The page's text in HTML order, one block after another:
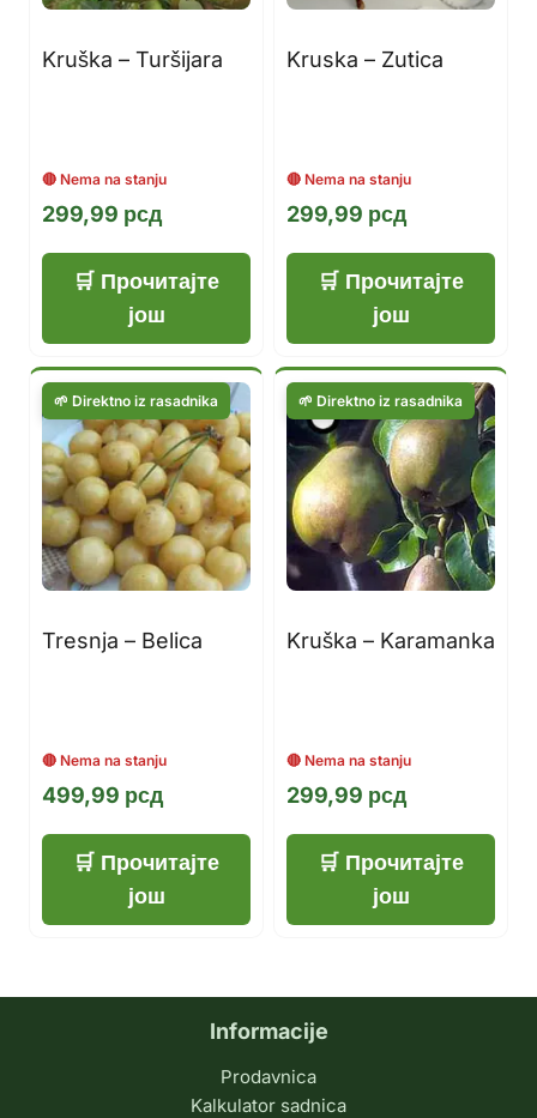
Kruška – Turšijara
299,99 рсд
Прочитајте
још
Kruska – Zutica
299,99 рсд
Прочитајте
још
Tresnja – Belica
499,99 рсд
Прочитајте
још
Kruška – Karamanka
299,99 рсд
Прочитајте
још
Informacije
Prodavnica
Kalkulator sadnica